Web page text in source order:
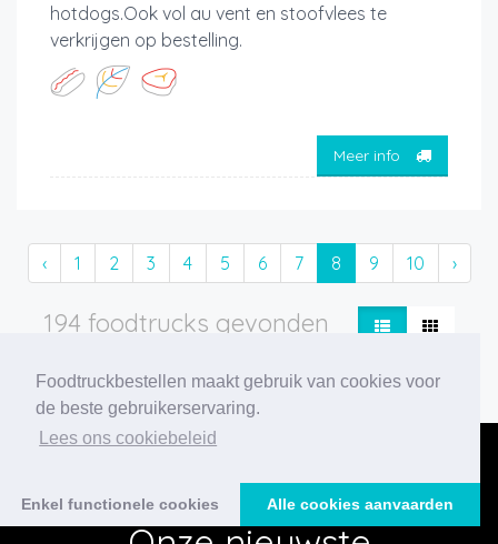
Foodtruckbestellen maakt gebruik van cookies voor
de beste gebruikerservaring.
Lees ons cookiebeleid
Enkel functionele cookies Alle cookies aanvaarden
hotdogs.Ook vol au vent en stoofvlees te
verkrijgen op bestelling.
Meer info
‹ 1 2 3 4 5 6 7 8 9 10 ›
194 foodtrucks gevonden